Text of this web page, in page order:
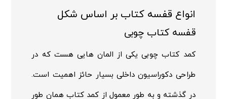
انواع قفسه کتاب بر اساس شکل
قفسه کتاب چوبی
کمد کتاب چوبی یکی از المان هایی هست که در
طراحی دکوراسیون داخلی بسیار حائز اهمیت است.
در گذشته و به طور معمول از کمد کتاب همان طور